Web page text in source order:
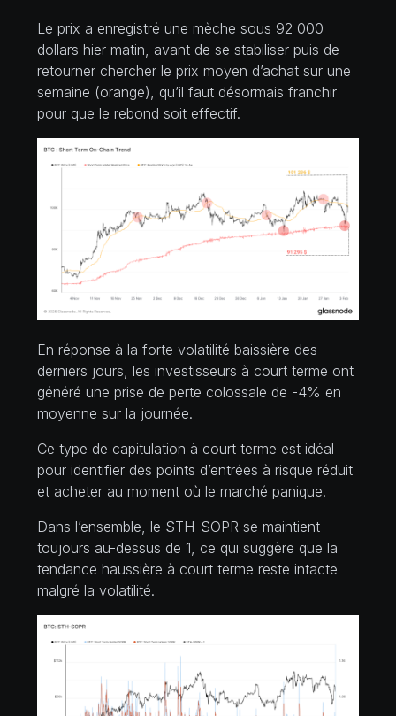
Le prix a enregistré une mèche sous 92 000
dollars hier matin, avant de se stabiliser puis de
retourner chercher le prix moyen d’achat sur une
semaine (orange), qu’il faut désormais franchir
pour que le rebond soit effectif.
En réponse à la forte volatilité baissière des
derniers jours, les investisseurs à court terme ont
généré une prise de perte colossale de -4% en
moyenne sur la journée.
Ce type de capitulation à court terme est idéal
pour identifier des points d’entrées à risque réduit
et acheter au moment où le marché panique.
Dans l’ensemble, le STH-SOPR se maintient
toujours au-dessus de 1, ce qui suggère que la
tendance haussière à court terme reste intacte
malgré la volatilité.